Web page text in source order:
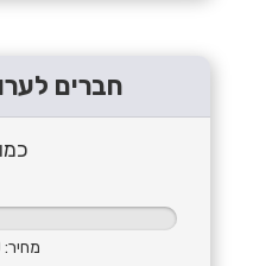
חברים
מחיר: